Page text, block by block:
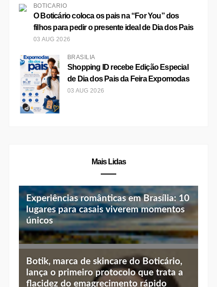
filhos para pedir o presente ideal de Dia dos Pais
BRASÍLIA
de Dia dos Pais da Feira Expomodas
03 AUG 2026
lugares para casais viverem momentos
únicos
Top 10 jantares românticos em Brasília:
luz baixa, vista linda e menu especial
Botik, marca de skincare do Boticário,
lança o primeiro protocolo que trata a
flacidez do emagrecimento rápido